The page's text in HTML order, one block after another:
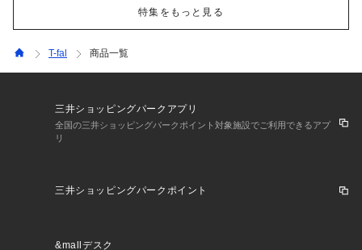
特集をもっと見る
T-fal 商品一覧
三井ショッピングパークアプリ
全国の三井ショッピングパークポイント対象施設でご利用できるアプ
リ
三井ショッピングパークポイント
&mallデスク